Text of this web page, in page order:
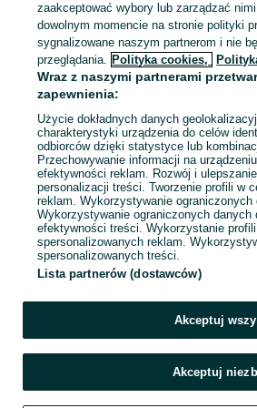
Zaloguj się / Załóż konto
Wyślij wiadomość
zaakceptować wybory lub zarządzać
dowolnym momencie na stronie polityki
sygnalizowane naszym partnerom i nie
przeglądania. Polityka cookies,
Wraz z naszymi partnerami
zapewnienia:
Użycie dokładnych danych
charakterystyki urządzenia do celów
odbiorców dzięki statystyce lub
Przechowywanie informacji na
efektywności reklam. Rozwój i
personalizacji treści. Tworzenie profili w
reklam. Wykorzystywanie ograniczonych
Wykorzystywanie ograniczonych danych
efektywności treści. Wykorzystanie
spersonalizowanych reklam.
spersonalizowanych treści.
Lista partnerów (dostawców)
Akceptuj
Akceptuj